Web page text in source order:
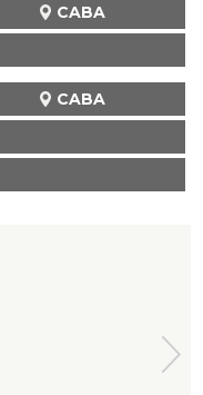
CABA
CABA